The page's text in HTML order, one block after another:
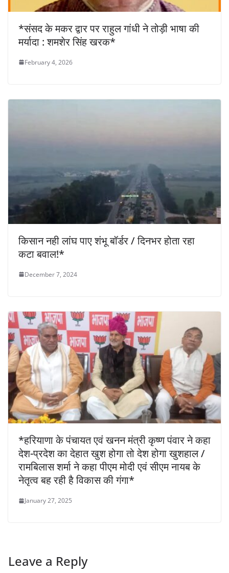
*संसद के मकर द्वार पर राहुल गांधी ने तोड़ी भाषा की
मर्यादा : शमशेर सिंह खरक*
February 4, 2026
किसान नही लांघ पाए शंभू बॉर्डर / दिनभर होता रहा
कटा बवाल!*
December 7, 2024
*हरियाणा के पंचायत एवं खनन मंत्री कृष्ण पंवार ने कहा
देश-प्रदेश का देहात खुश होगा तो देश होगा खुशहाल /
रामबिलास शर्मा ने कहा पीएम मोदी एवं सीएम नायब के
नेतृत्व बह रही है विकास की गंगा*
January 27, 2025
Leave a Reply